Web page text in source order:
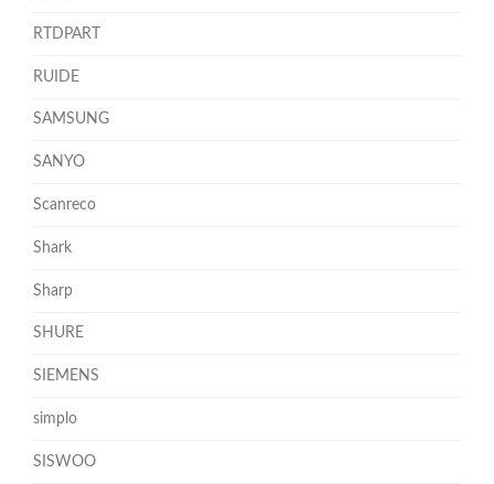
RTDPART
RUIDE
SAMSUNG
SANYO
Scanreco
Shark
Sharp
SHURE
SIEMENS
simplo
SISWOO